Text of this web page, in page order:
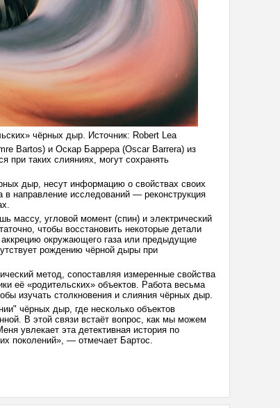
чёрных дыр. Источник: Robert Lea
Bartos) и Оскар Баррера (Oscar Barrera) из
при таких слияниях, могут сохранять
дыр, несут информацию о свойствах своих
направление исследований — реконструкция
массу, угловой момент (спин) и электрический
чтобы восстановить некоторые детали
окружающего газа или предыдущие
рождению чёрной дыры при
метод, сопоставляя измеренные свойства
её «родительских» объектов. Работа весьма
изучать столкновения и слияния чёрных дыр.
чёрных дыр, где несколько объектов
В этой связи встаёт вопрос, как мы можем
увлекает эта детективная история по
поколений», — отмечает Бартос.